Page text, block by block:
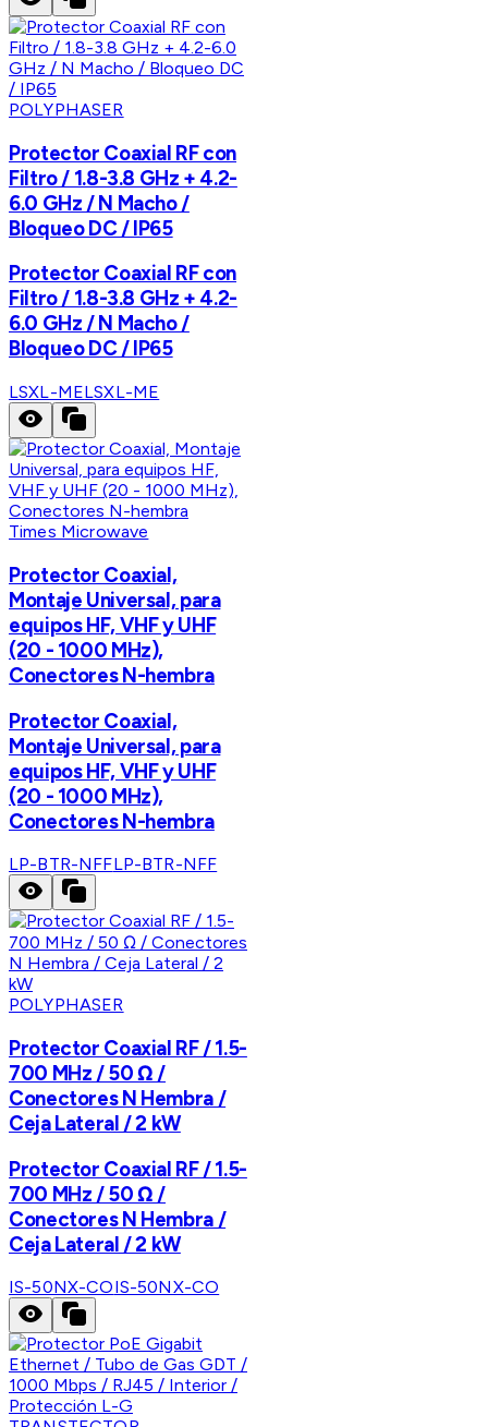
POLYPHASER
Protector Coaxial RF con
Filtro / 1.8-3.8 GHz + 4.2-
6.0 GHz / N Macho /
Bloqueo DC / IP65
Protector Coaxial RF con
Filtro / 1.8-3.8 GHz + 4.2-
6.0 GHz / N Macho /
Bloqueo DC / IP65
LSXL-MELSXL-ME
Times Microwave
Protector Coaxial,
Montaje Universal, para
equipos HF, VHF y UHF
(20 - 1000 MHz),
Conectores N-hembra
Protector Coaxial,
Montaje Universal, para
equipos HF, VHF y UHF
(20 - 1000 MHz),
Conectores N-hembra
LP-BTR-NFFLP-BTR-NFF
POLYPHASER
Protector Coaxial RF / 1.5-
700 MHz / 50 Ω /
Conectores N Hembra /
Ceja Lateral / 2 kW
Protector Coaxial RF / 1.5-
700 MHz / 50 Ω /
Conectores N Hembra /
Ceja Lateral / 2 kW
IS-50NX-COIS-50NX-CO